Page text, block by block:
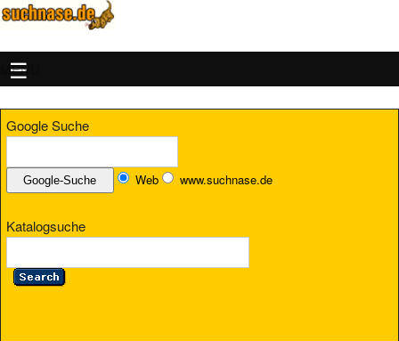
MENU
Google Suche
Web www.suchnase.de
Katalogsuche